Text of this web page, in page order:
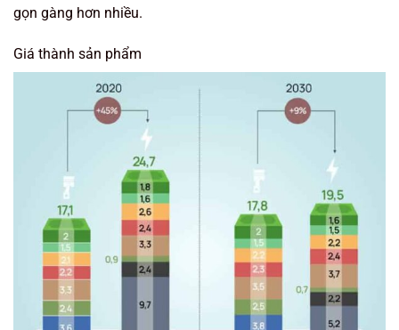
gọn gàng hơn nhiều.
Giá thành sản phẩm